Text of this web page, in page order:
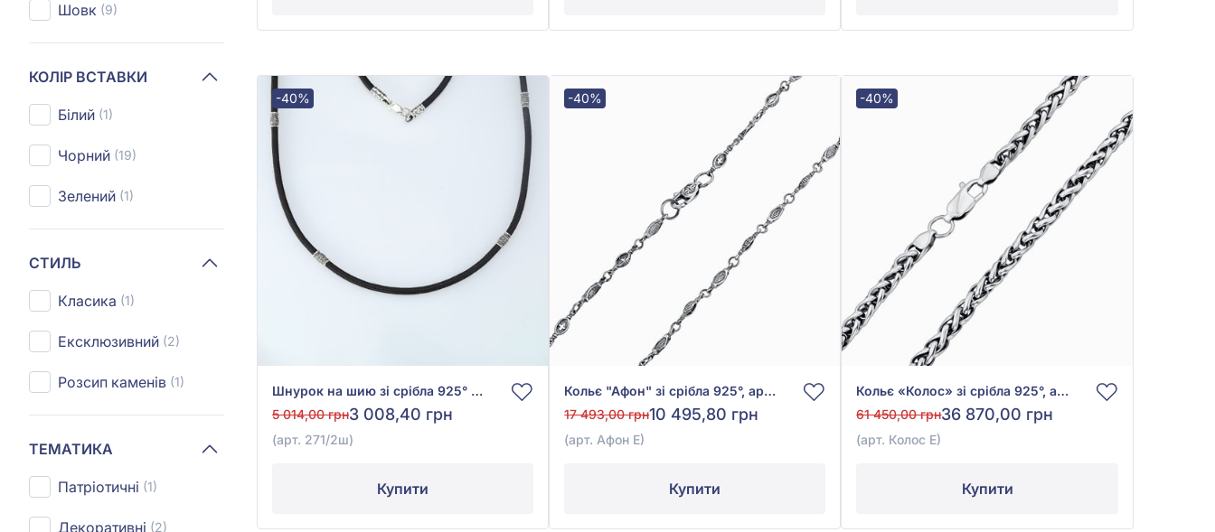
Шовк (9)
КОЛІР ВСТАВКИ
Білий (1)
Чорний (19)
Зелений (1)
СТИЛЬ
Класика (1)
Ексклюзивний (2)
Розсип каменів (1)
ТЕМАТИКА
Патріотичні (1)
Декоративні (2)
-40%
Шнурок на шию зі срібла 925° з чорним шовком, арт. 271/2ш
5 014,00 грн3 008,40 грн
(арт. 271/2ш)
Купити
-40%
Кольє "Афон" зі срібла 925°, арт. Афон Е
17 493,00 грн10 495,80 грн
(арт. Афон Е)
Купити
-40%
Кольє «Колос» зі срібла 925°, арт. Колос Е
61 450,00 грн36 870,00 грн
(арт. Колос Е)
Купити